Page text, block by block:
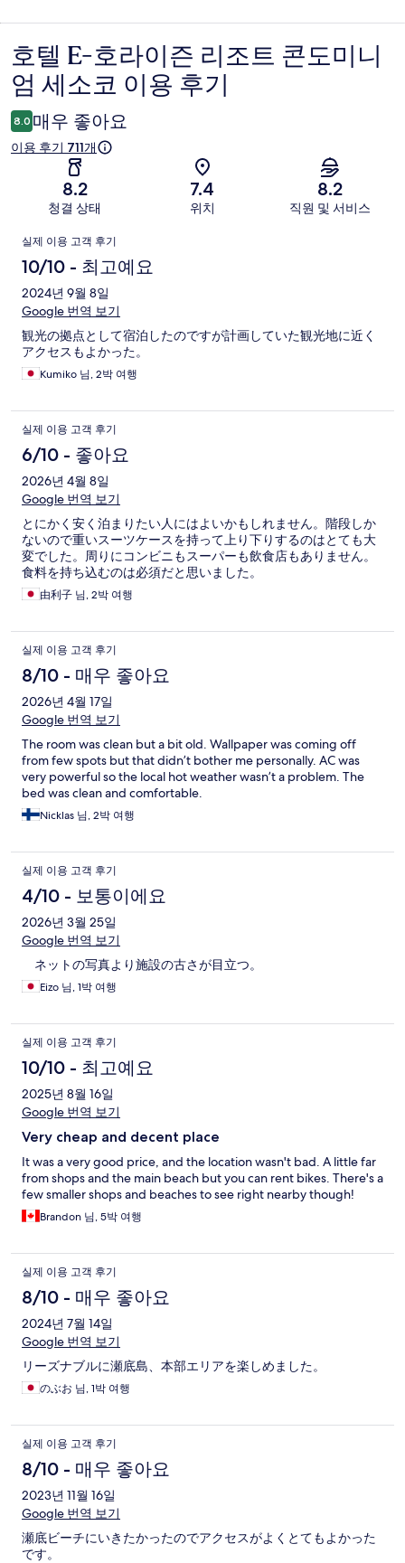
이
용
후
기
호텔 E-호라이즌 리조트 콘도미니
엄 세소코 이용 후기
8.0 매우 좋아요
이용 후기 711개
8.2
청결 상태
7.4
위치
8.2
직원 및 서비스
이
용
후
기
실제 이용 고객 후기
10/10 - 최고예요
2024년 9월 8일
Google 번역 보기
観光の拠点として宿泊したのですが計画していた観光地に近く
アクセスもよかった。
Kumiko 님, 2박 여행
실제 이용 고객 후기
6/10 - 좋아요
2026년 4월 8일
Google 번역 보기
とにかく安く泊まりたい人にはよいかもしれません。階段しか
ないので重いスーツケースを持って上り下りするのはとても大
変でした。周りにコンビニもスーパーも飲食店もありません。
食料を持ち込むのは必須だと思いました。
由利子 님, 2박 여행
실제 이용 고객 후기
8/10 - 매우 좋아요
2026년 4월 17일
Google 번역 보기
The room was clean but a bit old. Wallpaper was coming off
from few spots but that didn’t bother me personally. AC was
very powerful so the local hot weather wasn’t a problem. The
bed was clean and comfortable.
Nicklas 님, 2박 여행
실제 이용 고객 후기
4/10 - 보통이에요
2026년 3월 25일
Google 번역 보기
ネットの写真より施設の古さが目立つ。
Eizo 님, 1박 여행
실제 이용 고객 후기
10/10 - 최고예요
2025년 8월 16일
Google 번역 보기
Very cheap and decent place
It was a very good price, and the location wasn't bad. A little far
from shops and the main beach but you can rent bikes. There's a
few smaller shops and beaches to see right nearby though!
Brandon 님, 5박 여행
실제 이용 고객 후기
8/10 - 매우 좋아요
2024년 7월 14일
Google 번역 보기
リーズナブルに瀬底島、本部エリアを楽しめました。
のぶお 님, 1박 여행
실제 이용 고객 후기
8/10 - 매우 좋아요
2023년 11월 16일
Google 번역 보기
瀬底ビーチにいきたかったのでアクセスがよくとてもよかった
です。